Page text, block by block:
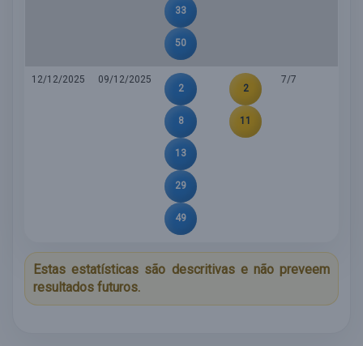
33
50
12/12/2025
09/12/2025
2
8
13
29
49
2
11
7/7
Estas estatísticas são descritivas e não preveem
resultados futuros.